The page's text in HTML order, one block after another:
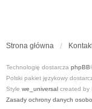
Strona główna
Technologię dostarcza phpBB
Polski pakiet językowy
Style we_universal created by
Zasady ochrony danych